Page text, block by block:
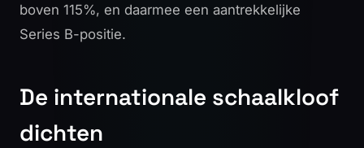
boven 115%, en daarmee een aantrekkelijke
Series B-positie.
De internationale schaalkloof
dichten